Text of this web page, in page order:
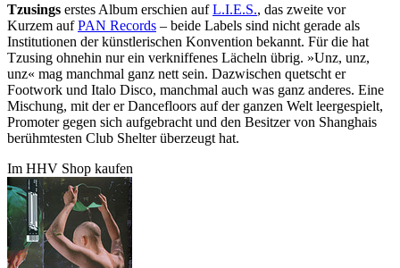
Tzusings erstes Album erschien aufL.I.E.S., das zweite vor
Kurzem aufPAN Records – beide Labels sind nicht gerade als
Institutionen der künstlerischen Konvention bekannt. Für die hat
Tzusing ohnehin nur ein verkniffenes Lächeln übrig. »Unz, unz,
unz« mag manchmal ganz nett sein. Dazwischen quetscht er
Footwork und Italo Disco, manchmal auch was ganz anderes. Eine
Mischung, mit der er Dancefloors auf der ganzen Welt leergespielt,
Promoter gegen sich aufgebracht und den Besitzer von Shanghais
berühmtesten Club Shelter überzeugt hat.
Im HHV Shop kaufen